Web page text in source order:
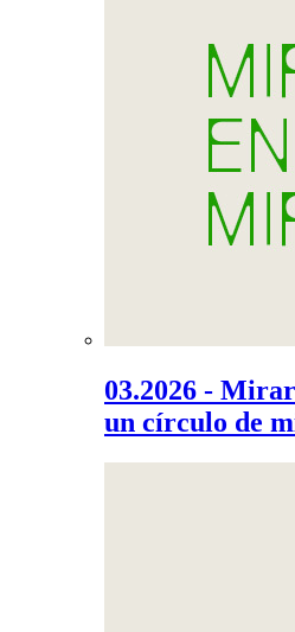
03.2026 -
un círculo de